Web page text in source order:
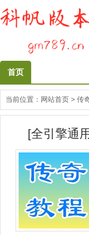
首页
当前位置： 网站首页 > 传
[全引擎通